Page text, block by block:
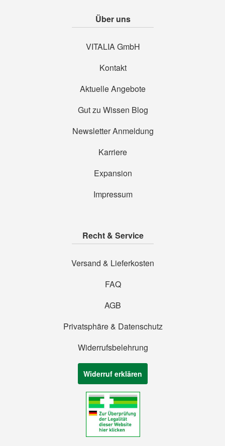
Über uns
VITALIA GmbH
Kontakt
Aktuelle Angebote
Gut zu Wissen Blog
Newsletter Anmeldung
Karriere
Expansion
Impressum
Recht & Service
Versand & Lieferkosten
FAQ
AGB
Privatsphäre & Datenschutz
Widerrufsbelehrung
Widerruf erklären